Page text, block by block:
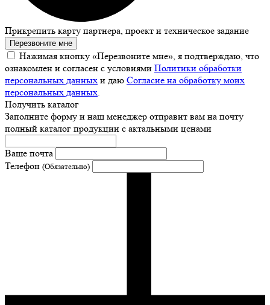
Прикрепить карту партнера, проект и техническое задание
Перезвоните мне
Нажимая кнопку «Перезвоните мне», я подтверждаю, что
ознакомлен и согласен с условиями Политики обработки
персональных данных и даю Согласие на обработку моих
персональных данных
Получить каталог
Заполните форму и наш менеджер отправит вам на почту
полный каталог продукции с актальными ценами
Ваше почта
Телефон (Обязательно)